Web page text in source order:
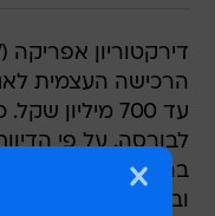
הרכישה העצמית
עד 700
לבורסה. על פי
בהתאם להזדמנויות
ובהיקפים כפי